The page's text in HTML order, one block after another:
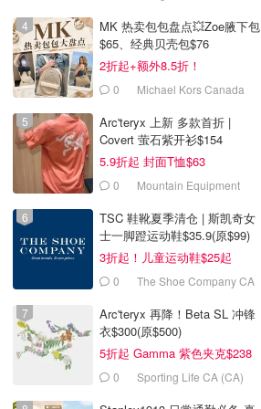
MK 热卖包包盘点💥Zoe腋下包
$65、经典贝壳包$76
2折起+额外8.5折！
0 Michael Kors Canada
Arc'teryx 上新 多款首折 |
Covert 萤石紫开衫$154
5.9折起 封面T恤$63
0
Mountain Equipment
TSC 鞋靴夏季清仓 | 斯凯奇女
士一脚蹬运动鞋$35.9(原$99)
3折起！儿童运动鞋$25起
0
The Shoe Company CA
Arc'teryx 再降！Beta SL 冲锋
衣$300(原$500)
5折起 Gamma 紫色夹克$238
0 Sporting Life CA (CA)